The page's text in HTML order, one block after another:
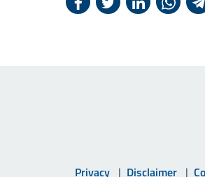
Privacy Disclaimer